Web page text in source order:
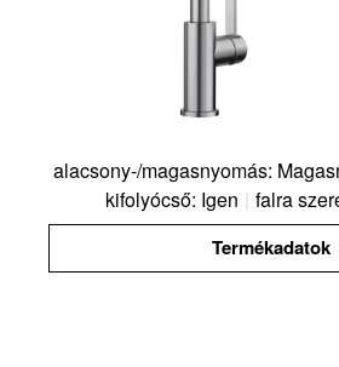
alacsony-/magasnyomás:
kifolyócső: Igen | falra
Termékadatok